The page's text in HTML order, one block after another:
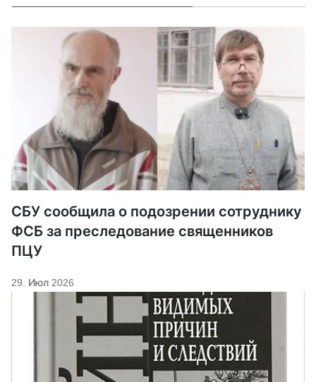
СБУ сообщила о подозрении сотруднику
ФСБ за преследование священников
ПЦУ
29. Июл 2026